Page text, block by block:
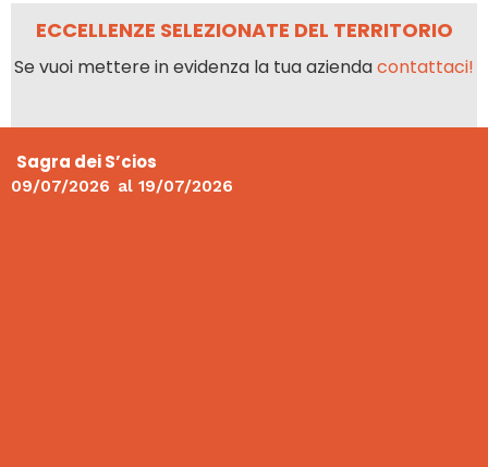
ECCELLENZE SELEZIONATE DEL TERRITORIO
Se vuoi mettere in evidenza la tua aziendacontattaci!
Sagra dei S’cios
09/07/2026 al 19/07/2026